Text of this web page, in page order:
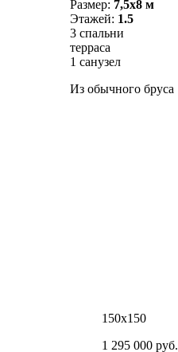
Размер: 7,5х8 м
Этажей: 1.5
3 спальни
терраса
1 санузел
Из обычного бруса
150х150
1 295 000 руб.